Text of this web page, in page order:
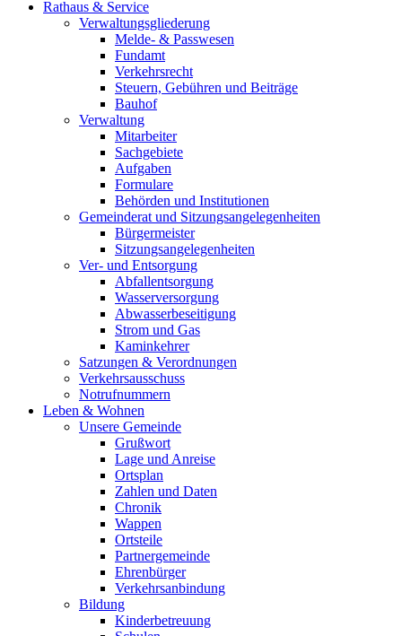
Rathaus & Service
Verwaltungsgliederung
Melde- & Passwesen
Fundamt
Verkehrsrecht
Steuern, Gebühren und Beiträge
Bauhof
Verwaltung
Mitarbeiter
Sachgebiete
Aufgaben
Formulare
Behörden und Institutionen
Gemeinderat und Sitzungsangelegenheiten
Bürgermeister
Sitzungsangelegenheiten
Ver- und Entsorgung
Abfallentsorgung
Wasserversorgung
Abwasserbeseitigung
Strom und Gas
Kaminkehrer
Satzungen & Verordnungen
Verkehrsausschuss
Notrufnummern
Leben & Wohnen
Unsere Gemeinde
Grußwort
Lage und Anreise
Ortsplan
Zahlen und Daten
Chronik
Wappen
Ortsteile
Partnergemeinde
Ehrenbürger
Verkehrsanbindung
Bildung
Kinderbetreuung